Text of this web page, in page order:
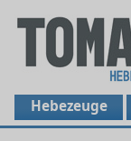
Hebezeuge